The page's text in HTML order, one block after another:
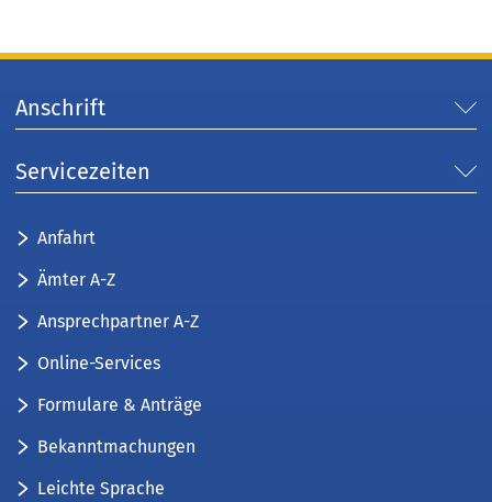
Anschrift
Servicezeiten
Anfahrt
Ämter A-Z
Ansprechpartner A-Z
Online-Services
Formulare & Anträge
Bekanntmachungen
Leichte Sprache